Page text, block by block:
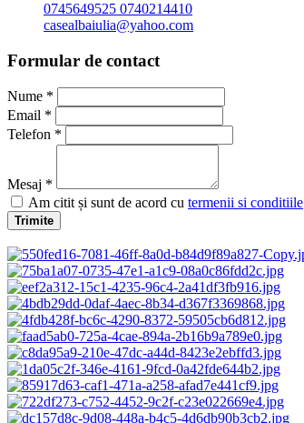
0745649525 0740214410
casealbaiulia@yahoo.com
Formular de contact
Nume *
Email *
Telefon *
Mesaj *
Am citit și sunt de acord cu termenii si conditiile
Trimite